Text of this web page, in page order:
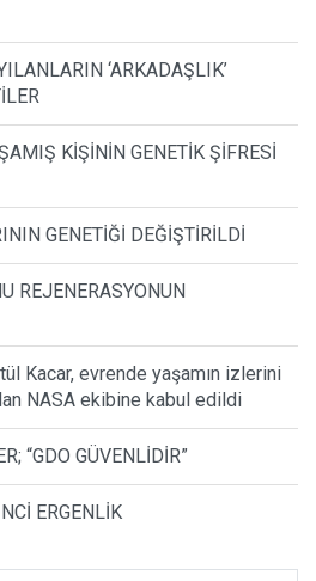
‘ARKADAŞLIK’
KİŞİNİN GENETİK ŞİFRESİ
GENETİĞİ DEĞİŞTİRİLDİ
REJENERASYONUN
Kacar, evrende yaşamın izlerini
NASA ekibine kabul edildi
“GDO GÜVENLİDİR”
ERGENLİK